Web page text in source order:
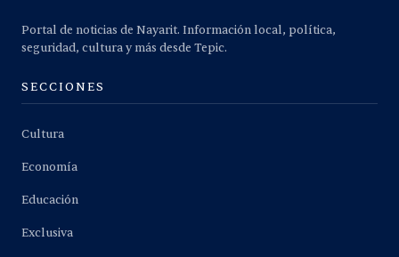
Portal de noticias de Nayarit. Información local, política,
seguridad, cultura y más desde Tepic.
SECCIONES
Cultura
Economía
Educación
Exclusiva